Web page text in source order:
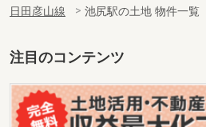
日田彦山線
池尻駅の土地 物件一覧
注目のコンテンツ